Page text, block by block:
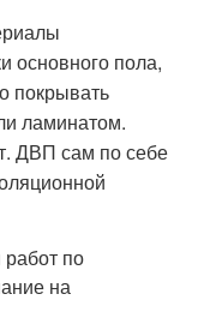
основного пола,
покрывать
ламинатом.
ДВП сам по себе
по
на